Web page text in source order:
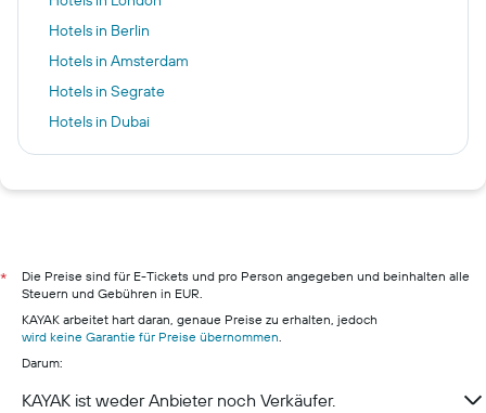
Hotels in Berlin
Hotels in Amsterdam
Hotels in Segrate
Hotels in Dubai
Hotels in Kairo
Hotels in Pillig
Hotels in Warnemünde
Hotels in Neustadt in Holstein
Hotels in München
Hotels in Berchtesgaden
*
Die Preise sind für E-Tickets und pro Person angegeben und beinhalten alle
Steuern und Gebühren in EUR.
KAYAK arbeitet hart daran, genaue Preise zu erhalten, jedoch
wird keine Garantie für Preise übernommen.
Darum:
KAYAK ist weder Anbieter noch Verkäufer.